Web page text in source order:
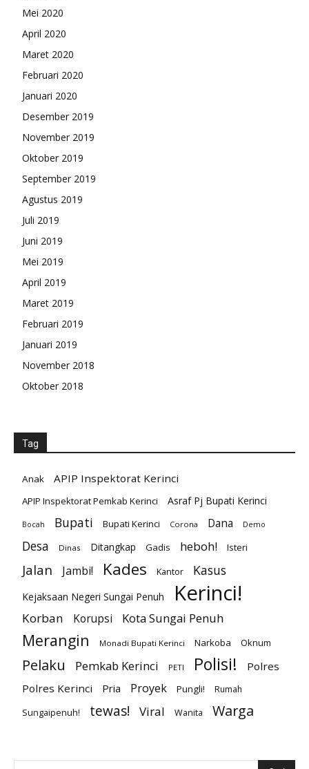
Mei 2020
April 2020
Maret 2020
Februari 2020
Januari 2020
Desember 2019
November 2019
Oktober 2019
September 2019
Agustus 2019
Juli 2019
Juni 2019
Mei 2019
April 2019
Maret 2019
Februari 2019
Januari 2019
November 2018
Oktober 2018
Tag
Anak APIP Inspektorat Kerinci
APIP Inspektorat Pemkab Kerinci Asraf Pj Bupati Kerinci
Bocah Bupati Bupati Kerinci Corona Dana Demo
Desa Dinas Ditangkap Gadis heboh! Isteri
Jalan Jambi! Kades Kantor Kasus
Kejaksaan Negeri Sungai Penuh Kerinci!
Korban Korupsi Kota Sungai Penuh
Merangin Monadi Bupati Kerinci Narkoba Oknum
Pelaku Pemkab Kerinci PETI Polisi!
Polres
Polres Kerinci
Pria Proyek Pungli! Rumah
Sungaipenuh! tewas! Viral Wanita Warga